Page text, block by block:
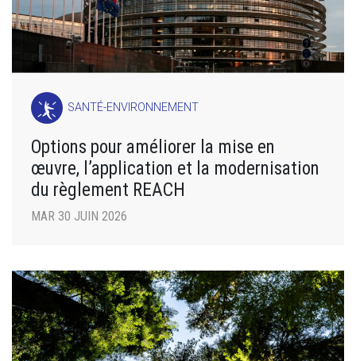
SANTÉ-ENVIRONNEMENT
Options pour améliorer la mise en
œuvre, l’application et la modernisation
du règlement REACH
MAR 30 JUIN 2026